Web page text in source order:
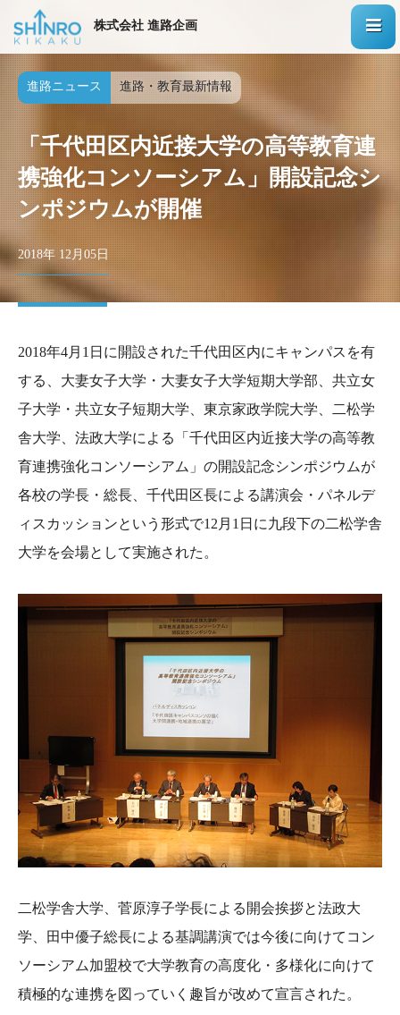
株式会社 進路企画
進路ニュース 進路・教育最新情報
「千代田区内近接大学の高等教育連
携強化コンソーシアム」開設記念シ
ンポジウムが開催
2018年 12月05日
2018年4月1日に開設された千代田区内にキャンパスを有
する、大妻女子大学・大妻女子大学短期大学部、共立女
子大学・共立女子短期大学、東京家政学院大学、二松学
舎大学、法政大学による「千代田区内近接大学の高等教
育連携強化コンソーシアム」の開設記念シンポジウムが
各校の学長・総長、千代田区長による講演会・パネルデ
ィスカッションという形式で12月1日に九段下の二松学舎
大学を会場として実施された。
二松学舎大学、菅原淳子学長による開会挨拶と法政大
学、田中優子総長による基調講演では今後に向けてコン
ソーシアム加盟校で大学教育の高度化・多様化に向けて
積極的な連携を図っていく趣旨が改めて宣言された。